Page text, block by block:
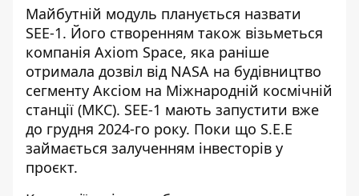
Майбутній модуль планується назвати
SEE-1. Його створенням також візьметься
компанія Axiom Space, яка раніше
отримала дозвіл від NASA на будівництво
сегменту Аксіом на Міжнародній космічній
станції (МКС). SEE-1 мають запустити вже
до грудня 2024-го року. Поки що S.E.E
займається залученням інвесторів у
проєкт.